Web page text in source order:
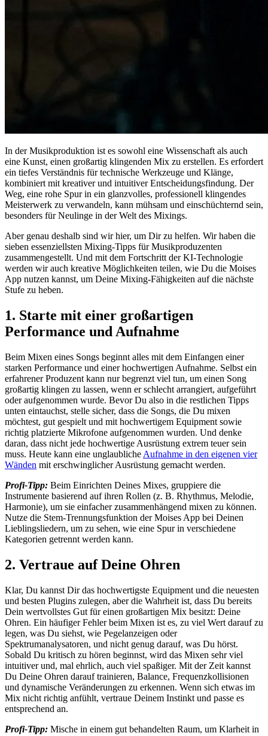
In der Musikproduktion ist es sowohl eine Wissenschaft als auch
eine Kunst, einen großartig klingenden Mix zu erstellen. Es erfordert
ein tiefes Verständnis für technische Werkzeuge und Klänge,
kombiniert mit kreativer und intuitiver Entscheidungsfindung. Der
Weg, eine rohe Spur in ein glanzvolles, professionell klingendes
Meisterwerk zu verwandeln, kann mühsam und einschüchternd sein,
besonders für Neulinge in der Welt des Mixings.
Aber genau deshalb sind wir hier, um Dir zu helfen. Wir haben die
sieben essenziellsten Mixing-Tipps für Musikproduzenten
zusammengestellt. Und mit dem Fortschritt der KI-Technologie
werden wir auch kreative Möglichkeiten teilen, wie Du die Moises
App nutzen kannst, um Deine Mixing-Fähigkeiten auf die nächste
Stufe zu heben.
1. Starte mit einer großartigen
Performance und Aufnahme
Beim Mixen eines Songs beginnt alles mit dem Einfangen einer
starken Performance und einer hochwertigen Aufnahme. Selbst ein
erfahrener Produzent kann nur begrenzt viel tun, um einen Song
großartig klingen zu lassen, wenn er schlecht arrangiert, aufgeführt
oder aufgenommen wurde. Bevor Du also in die restlichen Tipps
unten eintauchst, stelle sicher, dass die Songs, die Du mixen
möchtest, gut gespielt und mit hochwertigem Equipment sowie
richtig platzierte Mikrofone aufgenommen wurden. Und denke
daran, dass nicht jede hochwertige Ausrüstung extrem teuer sein
muss. Heute kann eine unglaubliche Aufnahme in den eigenen vier
Wänden mit erschwinglicher Ausrüstung gemacht werden.
Profi-Tipp: Beim Einrichten Deines Mixes, gruppiere die
Instrumente basierend auf ihren Rollen (z. B. Rhythmus, Melodie,
Harmonie), um sie einfacher zusammenhängend mixen zu können.
Nutze die Stem-Trennungsfunktion der Moises App bei Deinen
Lieblingsliedern, um zu sehen, wie eine Spur in verschiedene
Kategorien getrennt werden kann.
2. Vertraue auf Deine Ohren
Klar, Du kannst Dir das hochwertigste Equipment und die neuesten
und besten Plugins zulegen, aber die Wahrheit ist, dass Du bereits
Dein wertvollstes Gut für einen großartigen Mix besitzt: Deine
Ohren. Ein häufiger Fehler beim Mixen ist es, zu viel Wert darauf zu
legen, was Du siehst, wie Pegelanzeigen oder
Spektrumanalysatoren, und nicht genug darauf, was Du hörst.
Sobald Du kritisch zu hören beginnst, wird das Mixen sehr viel
intuitiver und, mal ehrlich, auch viel spaßiger. Mit der Zeit kannst
Du Deine Ohren darauf trainieren, Balance, Frequenzkollisionen
und dynamische Veränderungen zu erkennen. Wenn sich etwas im
Mix nicht richtig anfühlt, vertraue Deinem Instinkt und passe es
entsprechend an.
Profi-Tipp: Mische in einem gut behandelten Raum, um Klarheit in